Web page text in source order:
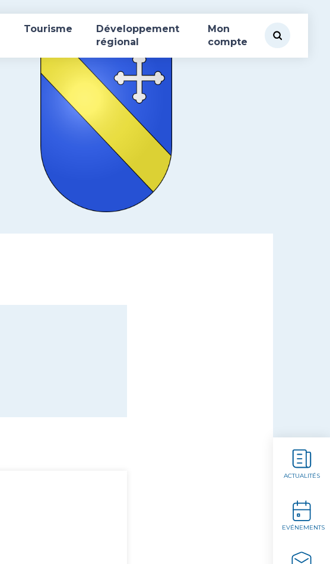
Tourisme
Développement
régional
Mon
compte
ACTUALITÉS
EVÉNEMENTS